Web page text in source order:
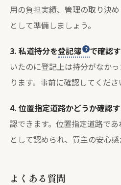
用の負担実績、管理の取り決
として準備しましょう。
3. 私道持分を登記簿 で確認す
いたのに登記上は持分がなか
ります。事前に確認してくださ
4. 位置指定道路かどうか確認す
認できます。位置指定道路で
として認められ、買主の安心感
よくある質問